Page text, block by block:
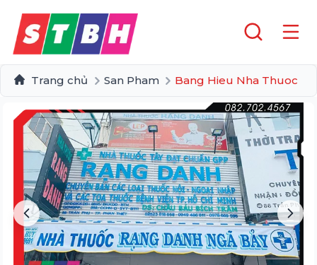
Trang chủ San Pham Bang Hieu Nha Thuoc